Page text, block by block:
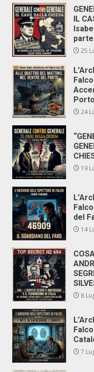
IL
parte
25
24
19
del
14
8
7